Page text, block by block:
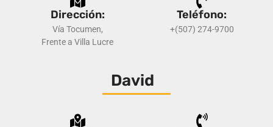
Dirección:
Vía Tocumen,
Frente a Villa Lucre
Teléfono:
+(507) 274-9700
David